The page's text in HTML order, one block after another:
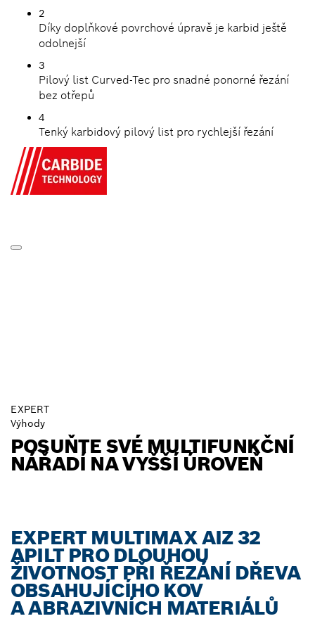
2
Díky doplňkové povrchové úpravě je karbid ještě
odolnejší
3
Pilový list Curved-Tec pro snadné ponorné řezání
bez otřepů
4
Tenký karbidový pilový list pro rychlejší řezání
EXPERT
Výhody
POSUŇTE SVÉ MULTIFUNKČNÍ
NÁŘADÍ NA VYŠŠÍ ÚROVEŇ
EXPERT MULTIMAX AIZ 32
APILT PRO DLOUHOU
ŽIVOTNOST PŘI ŘEZÁNÍ DŘEVA
OBSAHUJÍCÍHO KOV
A ABRAZIVNÍCH MATERIÁLŮ